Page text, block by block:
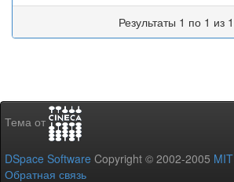
Результаты 1 по 1 из 1
Тема от
DSpace Software Copyright © 2002-2005 MIT
Обратная связь